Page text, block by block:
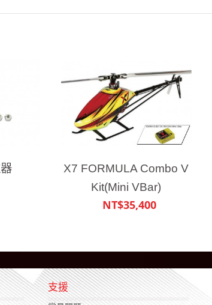
X7 FORMULA Combo V
Kit(Mini VBar)
NT$35,400
支援